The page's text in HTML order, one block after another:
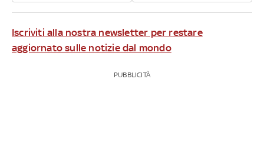
Iscriviti alla nostra newsletter per restare
aggiornato sulle notizie dal mondo
PUBBLICITÀ